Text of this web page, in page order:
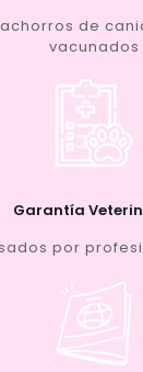
de
vacunados
Garantía
por